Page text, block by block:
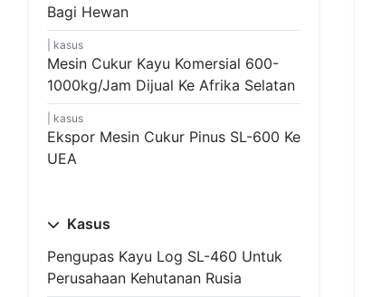
Bagi Hewan
kasus
Mesin Cukur Kayu Komersial 600-
1000kg/jam Dijual Ke Afrika Selatan
kasus
Ekspor Mesin Cukur Pinus SL-600 Ke
UEA
Kasus
Pengupas Kayu Log SL-460 Untuk
Perusahaan Kehutanan Rusia